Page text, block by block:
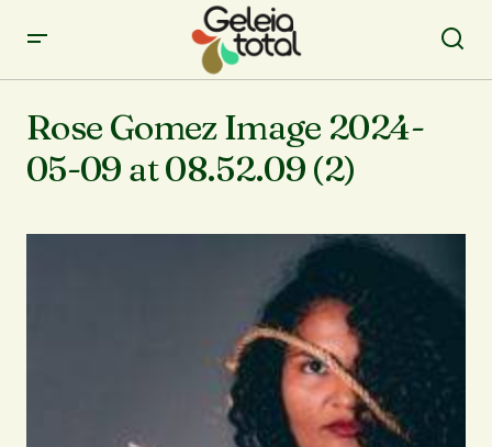
Rose Gomez Image 2024-
05-09 at 08.52.09 (2)